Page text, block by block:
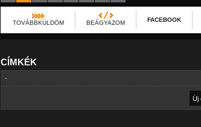
TOVÁBBKÜLDÖM BEÁGYAZOM FACEBOOK
CÍMKÉK
-